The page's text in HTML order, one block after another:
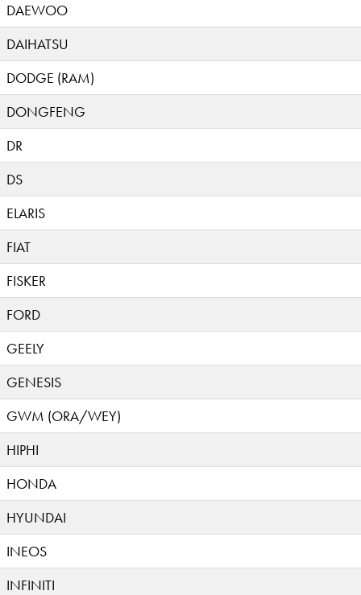
DAEWOO
DAIHATSU
DODGE (RAM)
DONGFENG
DR
DS
ELARIS
FIAT
FISKER
FORD
GEELY
GENESIS
GWM (ORA/WEY)
HIPHI
HONDA
HYUNDAI
INEOS
INFINITI